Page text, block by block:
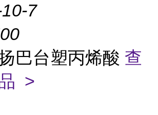
7
巴台塑丙烯酸 查
>